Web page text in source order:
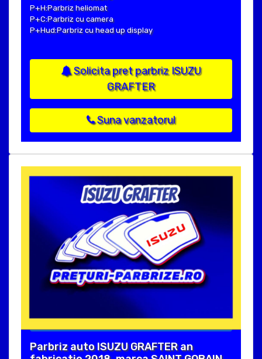
P+H:Parbriz heliomat
P+C:Parbriz cu camera
P+Hud:Parbriz cu head up display
Solicita pret parbriz ISUZU
GRAFTER
Suna vanzatorul
Parbriz auto ISUZU GRAFTER an